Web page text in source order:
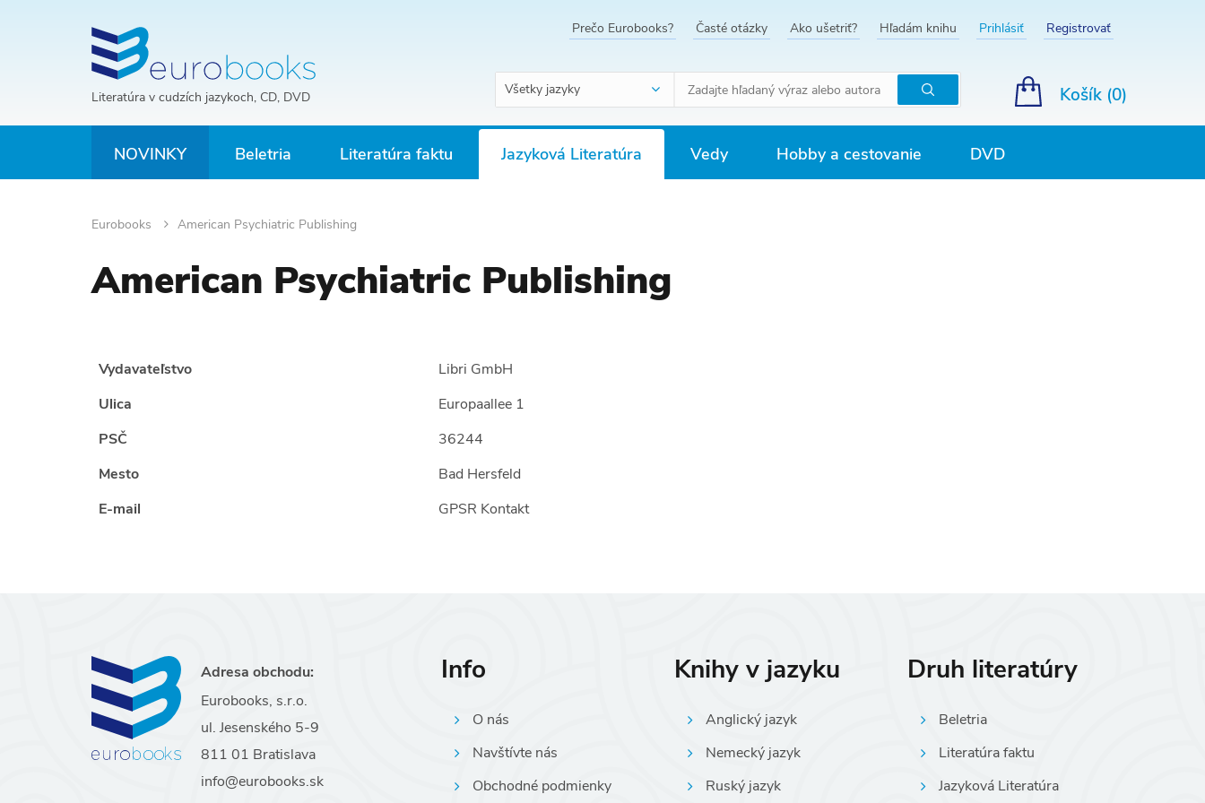
Literatúra v cudzích jazykoch, CD, DVD
Prečo Eurobooks? Časté otázky Ako ušetriť? Hľadám knihu Prihlásiť Registrovať
Všetky jazyky
Hľadať
Košík (0)
NOVINKY Beletria Literatúra faktu Jazyková Literatúra Vedy Hobby a cestovanie DVD
Eurobooks American Psychiatric Publishing
American Psychiatric Publishing
Vydavateľstvo
Libri GmbH
Ulica
Europaallee 1
PSČ
36244
Mesto
Bad Hersfeld
E-mail
GPSR Kontakt
Adresa obchodu:
Eurobooks, s.r.o.
ul. Jesenského 5-9
811 01 Bratislava
info@eurobooks.sk
Info
O nás
Navštívte nás
Obchodné podmienky
Knihy v jazyku
Anglický jazyk
Nemecký jazyk
Ruský jazyk
Druh literatúry
Beletria
Literatúra faktu
Jazyková Literatúra